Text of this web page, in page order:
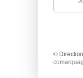
©